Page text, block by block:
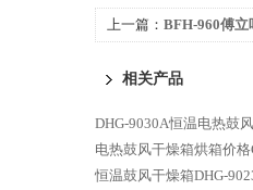
上一篇： BFH-960傅立
相关产品
DHG-9030A恒温电热鼓
电热鼓风干燥箱烘箱价格
恒温鼓风干燥箱DHG-